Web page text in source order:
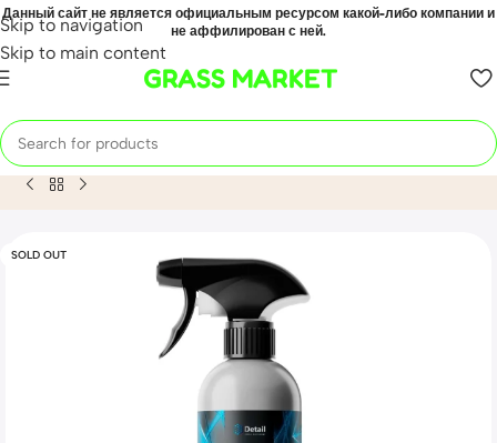
Skip to navigation
Skip to main content
Данный сайт не является официальным ресурсом какой-либо компании и
не аффилирован с ней.
GRASS MARKET
Home Mahsulot Очиститель стекла «Clean Glass» 500мл
SOLD OUT